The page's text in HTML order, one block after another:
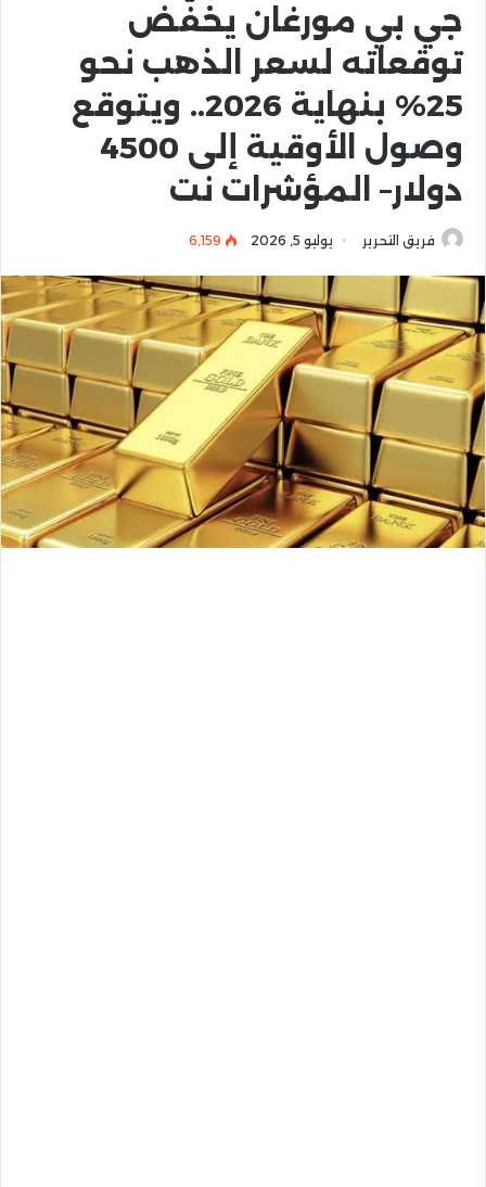
جي بي مورغان يخفّض
توقعاته لسعر الذهب نحو
25% بنهاية 2026.. ويتوقع
وصول الأوقية إلى 4500
دولار– المؤشرات نت
فريق التحرير يوليو 5, 2026 6٬159